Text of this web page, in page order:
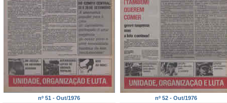
nº 51 - Out/1976 nº 52 - Out/1976